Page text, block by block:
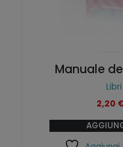
Manuale
2,20